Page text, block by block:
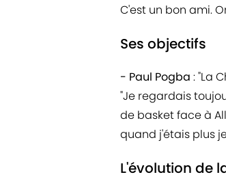
C'est un bon ami.
Ses objectifs
- Paul Pogba : "La
"Je regardais
de basket face à
quand j'étais plus
L'évolution de